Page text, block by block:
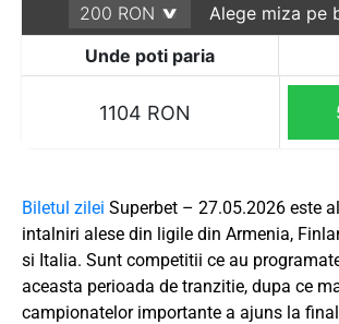
Alege miza pe
Unde poti paria
1104 RON
Biletul zilei Superbet – 27.05.2026 este
intalniri alese din ligile din Armenia,
si Italia. Sunt competitii ce au
aceasta perioada de tranzitie, dupa ce
campionatelor importante a ajuns la